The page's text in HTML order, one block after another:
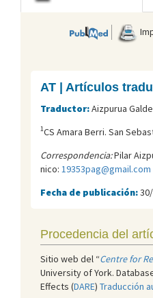
AT | Artículos
Traductor:Aizpurua
1CS Amara Berri. San
Correspondencia:Pilar
nico: 19353pag@gmail.com
Fecha de publicación:
Procedencia del
Sitio web del “Centre for
University of York.
Effects (DARE) Traducción